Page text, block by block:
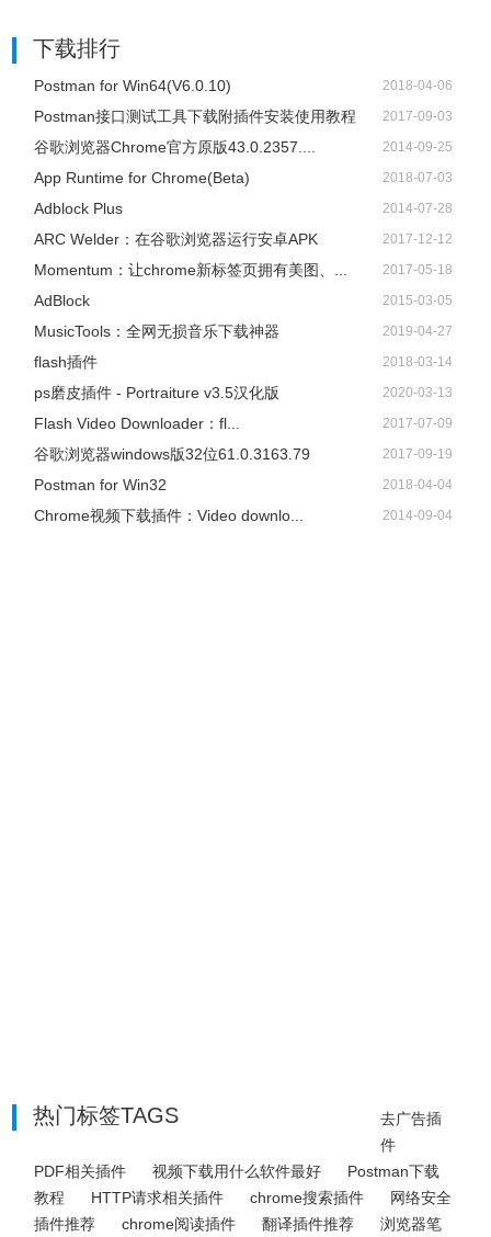
下载排行
Postman for Win64(V6.0.10) 2018-04-06
Postman接口测试工具下载附插件安装使用教程 2017-09-03
谷歌浏览器Chrome官方原版43.0.2357.... 2014-09-25
App Runtime for Chrome(Beta) 2018-07-03
Adblock Plus 2014-07-28
ARC Welder：在谷歌浏览器运行安卓APK 2017-12-12
Momentum：让chrome新标签页拥有美图、... 2017-05-18
AdBlock 2015-03-05
​MusicTools：全网无损音乐下载神器 2019-04-27
flash插件 2018-03-14
ps磨皮插件 - Portraiture v3.5汉化版 2020-03-13
Flash Video Downloader：fl... 2017-07-09
谷歌浏览器windows版32位61.0.3163.79 2017-09-19
Postman for Win32 2018-04-04
Chrome视频下载插件：Video downlo... 2014-09-04
热门标签TAGS
去广告插
件
PDF相关插件
视频下载用什么软件最好
Postman下载
教程
HTTP请求相关插件 chrome搜索插件
网络安全
插件推荐
chrome阅读插件 翻译插件推荐
浏览器笔